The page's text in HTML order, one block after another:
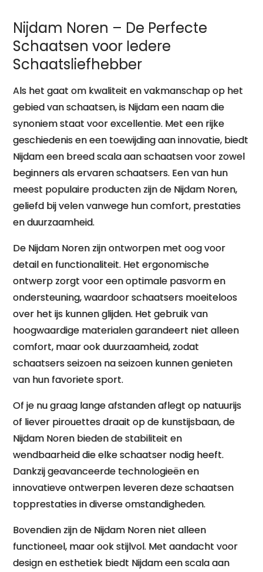
Nijdam Noren – De Perfecte
Schaatsen voor Iedere
Schaatsliefhebber
Als het gaat om kwaliteit en vakmanschap op het
gebied van schaatsen, is Nijdam een naam die
synoniem staat voor excellentie. Met een rijke
geschiedenis en een toewijding aan innovatie, biedt
Nijdam een breed scala aan schaatsen voor zowel
beginners als ervaren schaatsers. Een van hun
meest populaire producten zijn de Nijdam Noren,
geliefd bij velen vanwege hun comfort, prestaties
en duurzaamheid.
De Nijdam Noren zijn ontworpen met oog voor
detail en functionaliteit. Het ergonomische
ontwerp zorgt voor een optimale pasvorm en
ondersteuning, waardoor schaatsers moeiteloos
over het ijs kunnen glijden. Het gebruik van
hoogwaardige materialen garandeert niet alleen
comfort, maar ook duurzaamheid, zodat
schaatsers seizoen na seizoen kunnen genieten
van hun favoriete sport.
Of je nu graag lange afstanden aflegt op natuurijs
of liever pirouettes draait op de kunstijsbaan, de
Nijdam Noren bieden de stabiliteit en
wendbaarheid die elke schaatser nodig heeft.
Dankzij geavanceerde technologieën en
innovatieve ontwerpen leveren deze schaatsen
topprestaties in diverse omstandigheden.
Bovendien zijn de Nijdam Noren niet alleen
functioneel, maar ook stijlvol. Met aandacht voor
design en esthetiek biedt Nijdam een scala aan